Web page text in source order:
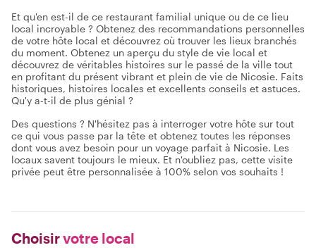
Et qu'en est-il de ce restaurant familial unique ou de ce lieu
local incroyable ? Obtenez des recommandations personnelles
de votre hôte local et découvrez où trouver les lieux branchés
du moment. Obtenez un aperçu du style de vie local et
découvrez de véritables histoires sur le passé de la ville tout
en profitant du présent vibrant et plein de vie de Nicosie. Faits
historiques, histoires locales et excellents conseils et astuces.
Qu'y a-t-il de plus génial ?
Des questions ? N'hésitez pas à interroger votre hôte sur tout
ce qui vous passe par la tête et obtenez toutes les réponses
dont vous avez besoin pour un voyage parfait à Nicosie. Les
locaux savent toujours le mieux. Et n'oubliez pas, cette visite
privée peut être personnalisée à 100% selon vos souhaits !
Choisirvotre local